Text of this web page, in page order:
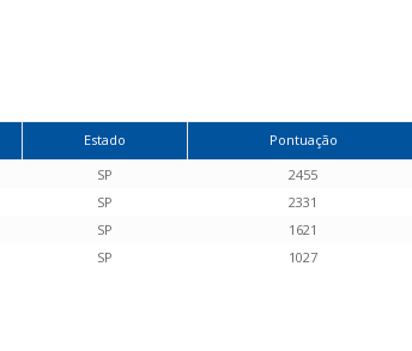
Estado
Pontuação
SP
2455
SP
2331
SP
1621
SP 1027